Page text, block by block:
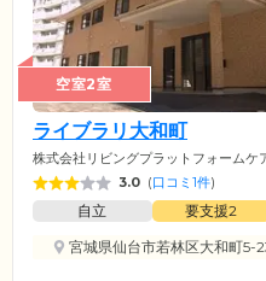
空室2室
ライブラリ大和町
株式会社リビングプラットフォームケ
3.0 (口コミ1件)
自立 要支援2
宮城県仙台市若林区大和町5-